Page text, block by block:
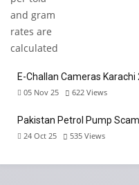
E-Challan Cameras Karachi
05 Nov 25 622 Views
Pakistan Petrol Pump
24 Oct 25 535 Views